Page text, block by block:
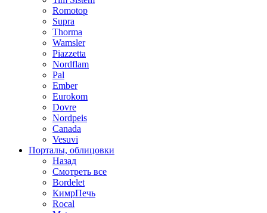
Romotop
Supra
Thorma
Wamsler
Piazzetta
Nordflam
Pal
Ember
Eurokom
Dovre
Nordpeis
Canada
Vesuvi
Порталы, облицовки
Назад
Смотреть все
Bordelet
КимрПечь
Rocal